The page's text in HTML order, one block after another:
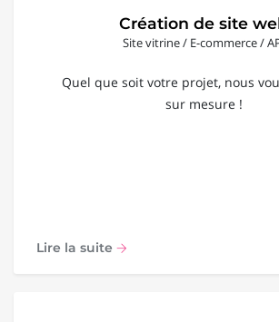
Création de site
Site vitrine / E-commerce /
Quel que soit votre projet, nous
sur mesure !
Lire la suite